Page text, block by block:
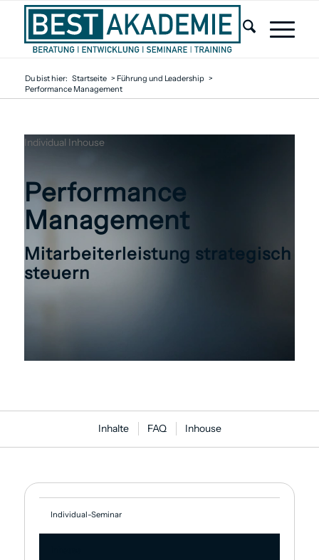
Du bist hier: Startseite > Führung und Leadership >
Performance Management
Individual Inhouse
Performance
Management
Mitarbeiterleistung strategisch
steuern
Inhalte FAQ Inhouse
Individual-Seminar